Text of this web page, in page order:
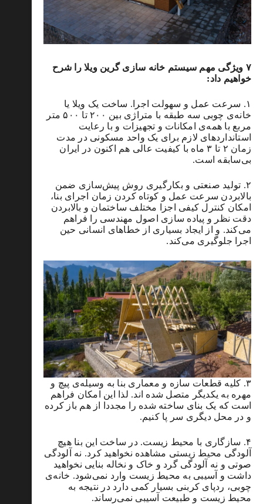
۷ ویژگی مهم سیستم خانه سازی گرین ویلا را شرح
خواهیم داد:
۱. سرعت عمل و سهولت اجرا. ساخت یک ویلا یا
خانه‌ی چوبی سه طبقه با متراژی بین ۲۰۰ تا ۵۰۰ متر
مربع با همه‌ی امکانات و تجهیزات و با رعایت
استانداردهای لازم برای یک واحد مسکونی در مدت
زمان ۲ تا ۳ ماه با کیفیت عالی هم اکنون در ایران
بی‌سابقه است.
۲. تولید صنعتی و بکارگیری روش پیش‌سازی ضمن
بالابردن سرعت عمل و کوتاه کردن زمان اجرای بنا،
امکان کنترل کیفی اجزا مختلف ساختمان و بالابردن
دقت نظر و پیاده سازی اصول مهندسی را فراهم
می‌کند. و از ایجاد بسیاری از خطاهای انسانی حین
اجرا جلوگیری می‌کند.
۳. کلیه قطعات سازه و معماری بنا به وسیله‌ی پیچ و
مهره به یکدیگر متصل شده اند. لذا این امکان فراهم
است که یک بنای ساخته شده را مجددا از هم باز کرده
و در محل دیگری سر پا کنیم.
۴. سازگاری با محیط زیست. در ساخت این بنا هیچ
آلودگی محیط زیستی مشاهده نخواهید کرد. نه آلودگی
صوتی و نه آلودگی گرد و خاک و نخاله بنایی نخواهید
داشت و آسیبی به محیط زیست وارد نمی‌شود. خانه‌ی
چوبی، ردپای کربنی بسیار کمی دارد در نتیجه به
محیط زیست و طبیعت آسیبی نمی‌رساند.